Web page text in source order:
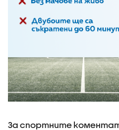
За спортните